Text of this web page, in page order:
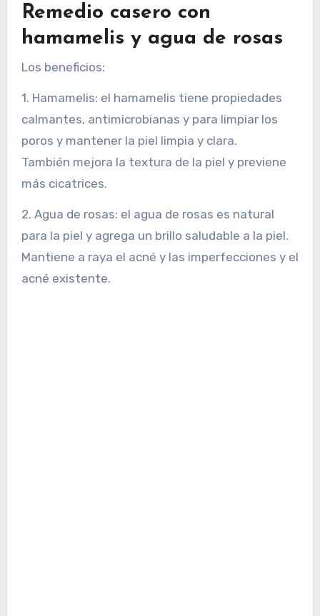
Remedio casero con
hamamelis y agua de rosas
Los beneficios:
1. Hamamelis: el hamamelis tiene propiedades
calmantes, antimicrobianas y para limpiar los
poros y mantener la piel limpia y clara.
También mejora la textura de la piel y previene
más cicatrices.
2. Agua de rosas: el agua de rosas es natural
para la piel y agrega un brillo saludable a la piel.
Mantiene a raya el acné y las imperfecciones y el
acné existente.